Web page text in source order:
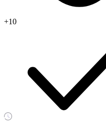
+10